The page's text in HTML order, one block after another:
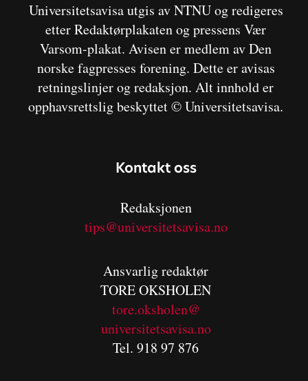
Universitetsavisa utgis av NTNU og redigeres
etter Redaktørplakaten og pressens Vær
Varsom-plakat. Avisen er medlem av Den
norske fagpresses forening. Dette er avisas
retningslinjer og redaksjon. Alt innhold er
opphavsrettslig beskyttet © Universitetsavisa.
Kontakt oss
Redaksjonen
tips@universitetsavisa.no
Ansvarlig redaktør
TORE OKSHOLEN
tore.oksholen@
universitetsavisa.no
Tel. 918 97 876